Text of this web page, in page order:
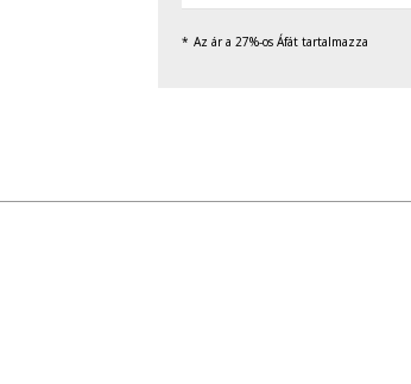
Az ár a 27%-os Áfát tartalmazza